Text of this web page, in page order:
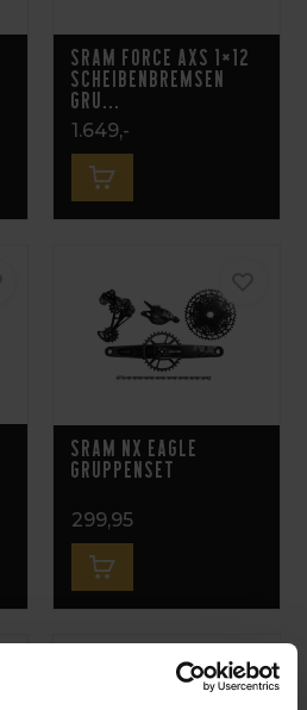
Sram Force AXS 1×12
Scheibenbremsen
Gru...
1.649,-
Sram NX Eagle
Gruppenset
299,95